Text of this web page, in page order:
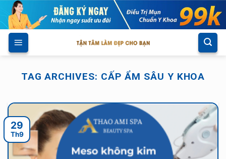
Skip
to
content
TAG ARCHIVES: CẤP ẨM SÂU Y KHOA
29
Th9